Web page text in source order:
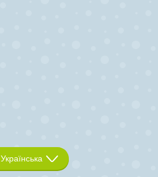
Українська